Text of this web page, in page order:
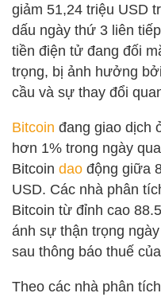
giảm 51,24 triệu USD
dấu ngày thứ 3 liên
tiền điện tử đang đối
trọng, bị ảnh hưởng
cầu và sự thay đổi
Bitcoin đang giao dịch
hơn 1% trong ngày
Bitcoin dao động giữa
USD. Các nhà phân
Bitcoin từ đỉnh cao
ánh sự thận trọng
sau thông báo thuế
Theo các nhà phân